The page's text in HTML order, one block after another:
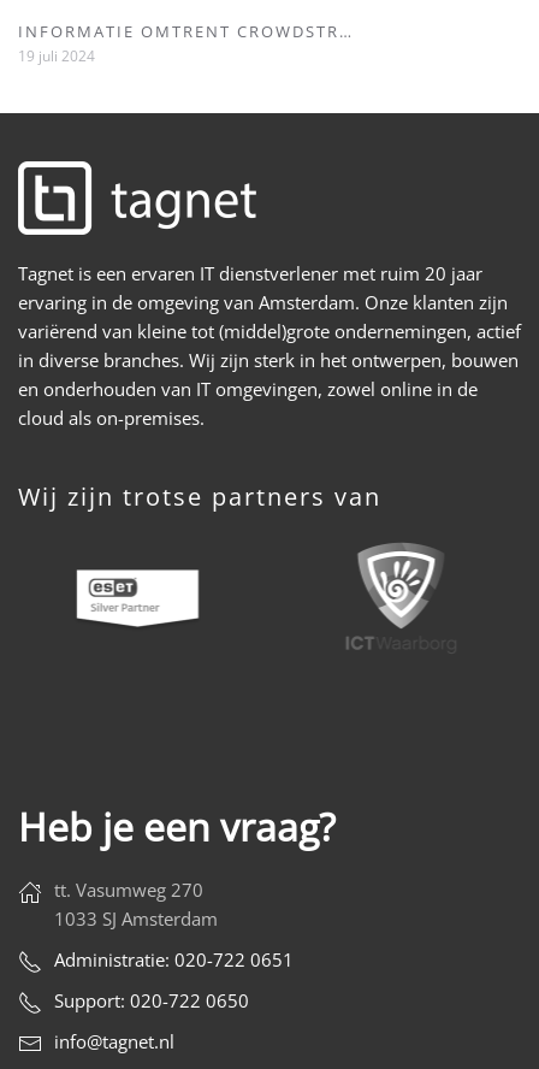
INFORMATIE OMTRENT CROWDSTR…
19 juli 2024
Tagnet is een ervaren IT dienstverlener met ruim 20 jaar
ervaring in de omgeving van Amsterdam. Onze klanten zijn
variërend van kleine tot (middel)grote ondernemingen, actief
in diverse branches. Wij zijn sterk in het ontwerpen, bouwen
en onderhouden van IT omgevingen, zowel online in de
cloud als on-premises.
Wij zijn trotse partners van
Heb je een vraag?
tt. Vasumweg 270
1033 SJ Amsterdam
Administratie: 020-722 0651
Support: 020-722 0650
info@tagnet.nl